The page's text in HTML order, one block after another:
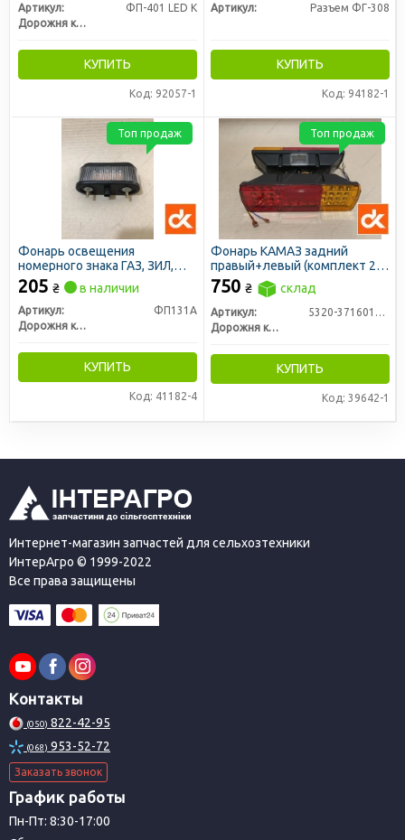
Артикул:
ФП-401 LED К
Дорожня карта
КУПИТЬ
Код: 92057-1
Артикул: Разъем ФГ-308
КУПИТЬ
Код: 94182-1
Фонарь освещения
номерного знака ГАЗ, ЗИЛ,
МТЗ LED 12В светодиодный
(ДК)
205 ₴ в наличии
Артикул:
ФП131А
Дорожня карта
КУПИТЬ
Код: 41182-4
Топ продаж
Фонарь КАМАЗ задний
правый+левый (комплект 2
шт нов. обр.) LED 24В (ДК)
750 ₴ склад
Артикул:
5320-3716010/11-33
Дорожня карта
КУПИТЬ
Код: 39642-1
Топ продаж
Интернет-магазин запчастей для сельхозтехники
ИнтерАгро © 1999-2022
Все права защищены
Контакты
(050) 822-42-95
(068) 953-52-72
Заказать звонок
График работы
Пн-Пт: 8:30-17:00